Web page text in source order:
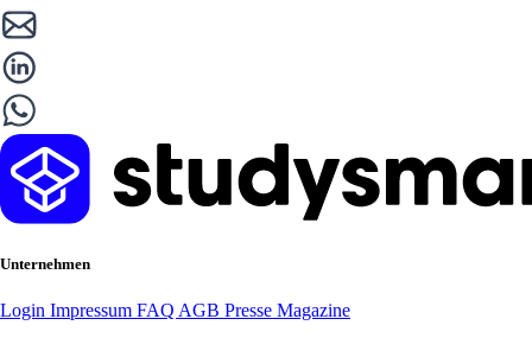
Unternehmen
Login Impressum FAQ AGB Presse Magazine